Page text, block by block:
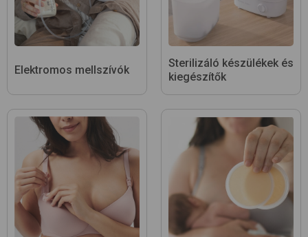
Elektromos mellszívók
Sterilizáló készülékek és
kiegészítők